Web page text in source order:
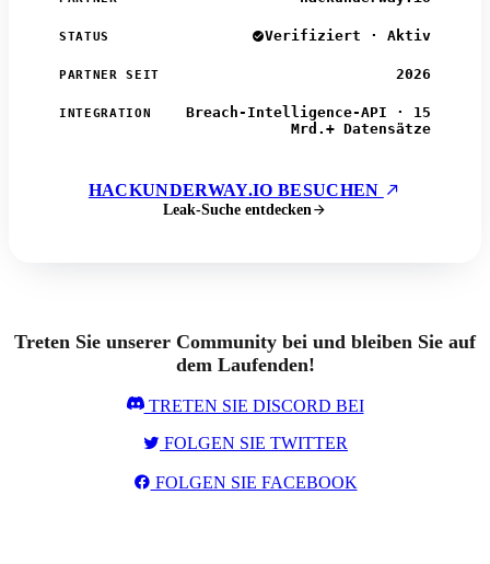
STATUS Verifiziert · Aktiv
PARTNER SEIT 2026
INTEGRATION
Breach-Intelligence-API · 15
Mrd.+ Datensätze
HACKUNDERWAY.IO BESUCHEN
Leak-Suche entdecken
Treten Sie unserer Community bei und bleiben Sie auf
dem Laufenden!
TRETEN SIE DISCORD BEI
FOLGEN SIE TWITTER
FOLGEN SIE FACEBOOK